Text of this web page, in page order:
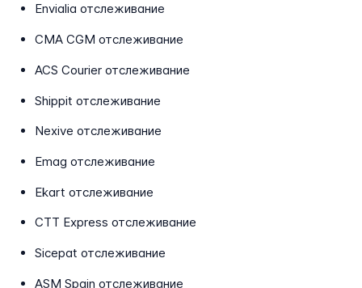
Envialia отслеживание
CMA CGM отслеживание
ACS Courier отслеживание
Shippit отслеживание
Nexive отслеживание
Emag отслеживание
Ekart отслеживание
CTT Express отслеживание
Sicepat отслеживание
ASM Spain отслеживание